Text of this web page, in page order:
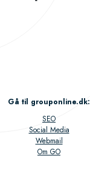
Gå til grouponline.dk:
SEO
Social Media
Webmail
Om GO